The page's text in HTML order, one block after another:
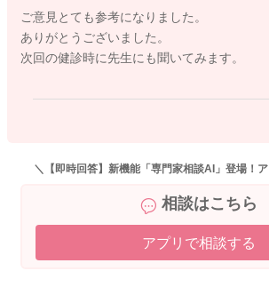
ご意見とても参考になりました。
ありがとうございました。
次回の健診時に先生にも聞いてみます。
＼【即時回答】新機能「専門家相談AI」登場！
相談はこちら
アプリで相談する